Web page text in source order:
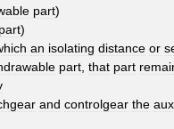
part)
part)
an isolating distance or
part that part
and controlgear the